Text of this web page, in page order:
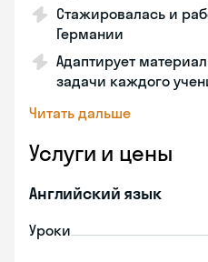
Стажировалась и
Германии
Адаптирует
задачи каждого
Читать дальше
Услуги и цены
Английский язык
Уроки